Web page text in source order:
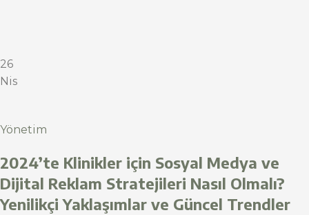
26
Nis
Yönetim
2024’te Klinikler için Sosyal Medya ve
Dijital Reklam Stratejileri Nasıl Olmalı?
Yenilikçi Yaklaşımlar ve Güncel Trendler